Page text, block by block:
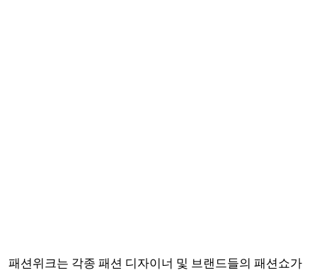
패션위크는 각종 패션 디자이너 및 브랜드들의 패션쇼가